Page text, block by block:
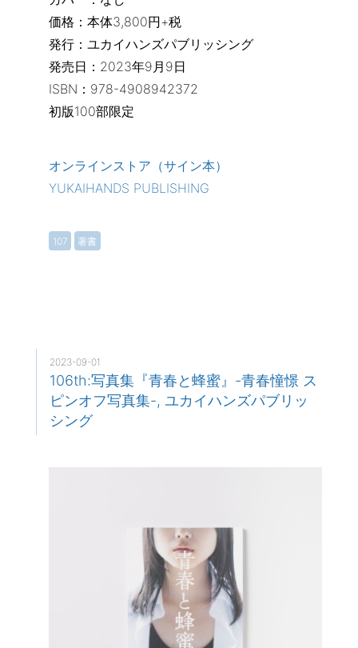
価格：本体3,800円+税
発行：ユカイハンズパブリッシング
発売日：2023年9月9日
ISBN：978-4908942372
初版100部限定
オンラインストア（サイン本）
YUKAIHANDS PUBLISHING
107 著書
2023-09-01
106th:写真集『青春と蜂蜜』-青春憧憬 ス
ピンオフ写真集-, ユカイハンズパブリッ
シング